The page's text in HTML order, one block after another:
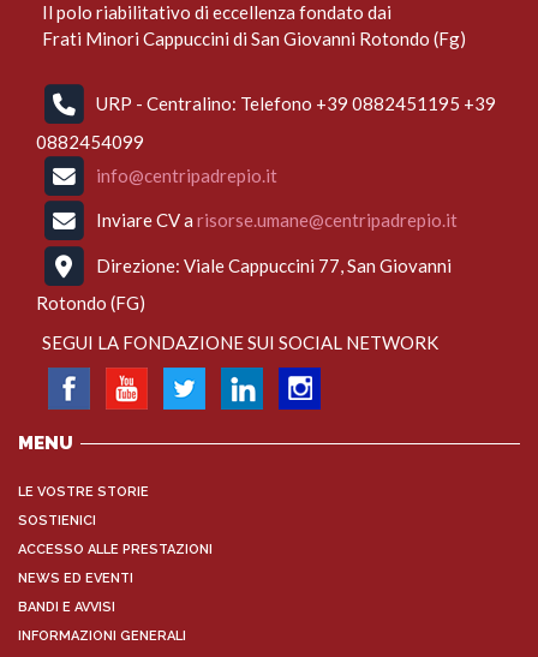
Il polo riabilitativo di eccellenza fondato dai
Frati Minori Cappuccini di San Giovanni Rotondo (Fg)
URP - Centralino: Telefono +39 0882451195 +39
0882454099
info@centripadrepio.it
Inviare CV a risorse.umane@centripadrepio.it
Direzione: Viale Cappuccini 77, San Giovanni
Rotondo (FG)
SEGUI LA FONDAZIONE SUI SOCIAL NETWORK
MENU
LE VOSTRE STORIE
SOSTIENICI
ACCESSO ALLE PRESTAZIONI
NEWS ED EVENTI
BANDI E AVVISI
INFORMAZIONI GENERALI